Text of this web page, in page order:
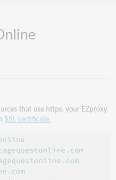
that use https, your EZproxy
SSL certificate.